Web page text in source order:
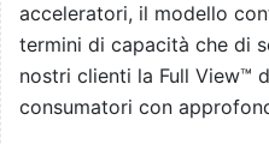
acceleratori, il modello
termini di capacità che di
nostri clienti la Full View™
consumatori con